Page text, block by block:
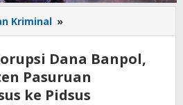
Kriminal »
Dugaan
Dana
Banpol,
Kejari
Dana Banpol,
Pasuruan
ke Pidsus